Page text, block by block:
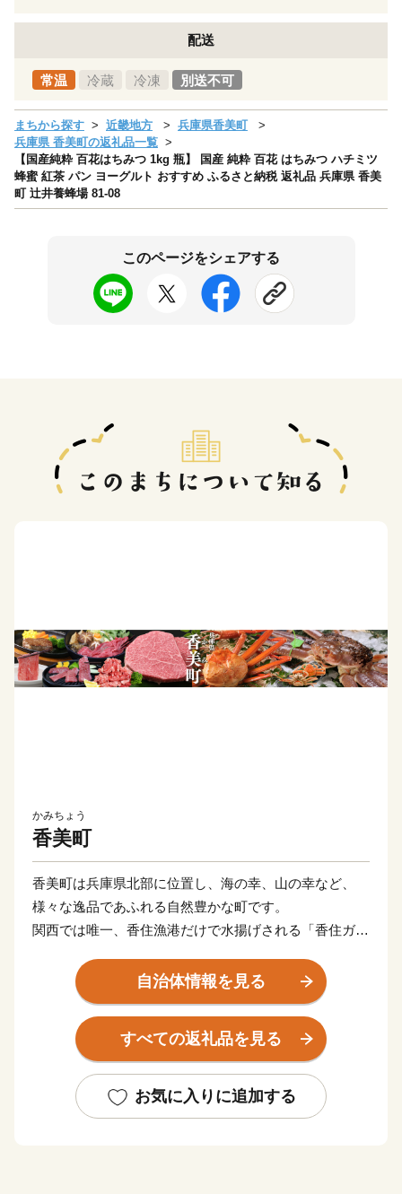
配送
常温 冷蔵 冷凍 別送不可
まちから探す 近畿地方
兵庫県香美町
兵庫県 香美町の返礼品一覧
【国産純粋 百花はちみつ 1kg 瓶】 国産 純粋 百花 はちみつ ハチミツ
蜂蜜 紅茶 パン ヨーグルト おすすめ ふるさと納税 返礼品 兵庫県 香美
町 辻井養蜂場 81-08
このページをシェアする
かみちょう
香美町
香美町は兵庫県北部に位置し、海の幸、山の幸など、
様々な逸品であふれる自然豊かな町です。
関西では唯一、香住漁港だけで水揚げされる「香住ガニ
全国のブランド牛の素牛である銘牛「但馬牛」など、四
季を通してＡ級食材を楽しむことができます。
香美町の特産品を「ふるさと納税」を通してお楽しみく
ださい。
■返礼品の発送について
自治体情報を見る
すべての返礼品を見る
お気に入りに追加する